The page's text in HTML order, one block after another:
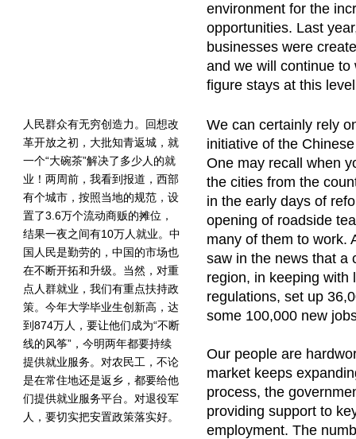
environment for the
opportunities. Last
businesses were
and we will continue
figure stays at this
人民群众有无穷创造力。回想改
革开放之初，大批知青返城，就
一个“大碗茶”解决了多少人的就
业！两周前，我看到报道，西部
有个城市，按照当地的规范，设
置了3.6万个流动商贩的摊位，
结果一夜之间有10万人就业。中
国人民是勤劳的，中国的市场也
在不断开拓和升级。当然，对重
点人群就业，我们有重点扶持政
策。今年大学毕业生创新高，达
到874万人，要让他们成为“不断
线的风筝”，今明两年都要持续
提供就业服务。对农民工，不论
是在常住地还是返乡，都要给他
们提供就业服务平台。对退役军
人，要切实把安置政策落实好。
We can certainly rely
initiative of the
One may recall when
the cities from the
in the early days of
opening of roadside
many of them to work.
saw in the news that a
region, in keeping with
regulations, set up
some 100,000 new
Our people are
market keeps
process, the
providing support to
employment. The